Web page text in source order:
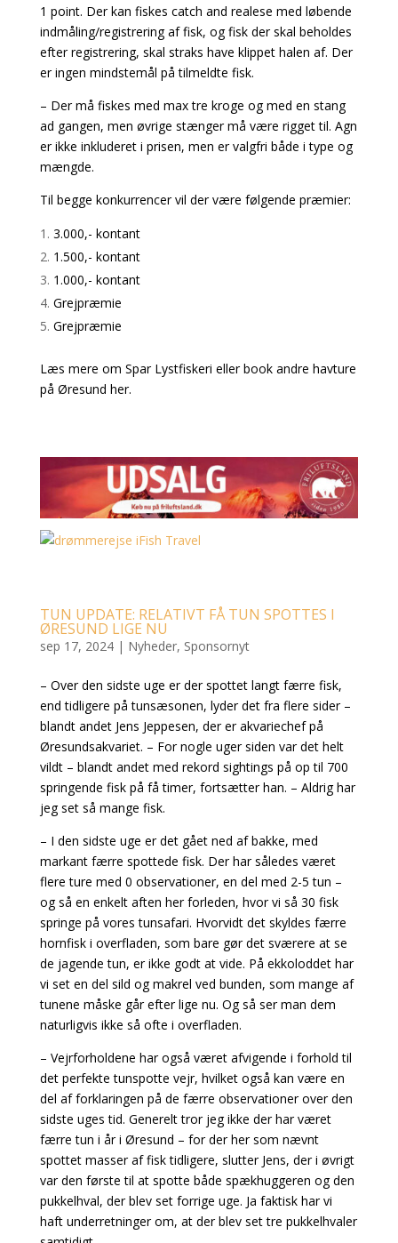
1 point. Der kan fiskes catch and realese med løbende
indmåling/registrering af fisk, og fisk der skal beholdes
efter registrering, skal straks have klippet halen af. Der
er ingen mindstemål på tilmeldte fisk.
– Der må fiskes med max tre kroge og med en stang
ad gangen, men øvrige stænger må være rigget til. Agn
er ikke inkluderet i prisen, men er valgfri både i type og
mængde.
Til begge konkurrencer vil der være følgende præmier:
3.000,- kontant
1.500,- kontant
1.000,- kontant
Grejpræmie
Grejpræmie
Læs mere om Spar Lystfiskeri eller book andre havture
på Øresund her.
TUN UPDATE: RELATIVT FÅ TUN SPOTTES I
ØRESUND LIGE NU
sep 17, 2024| Nyheder, Sponsornyt
– Over den sidste uge er der spottet langt færre fisk,
end tidligere på tunsæsonen, lyder det fra flere sider –
blandt andet Jens Jeppesen, der er akvariechef på
Øresundsakvariet. – For nogle uger siden var det helt
vildt – blandt andet med rekord sightings på op til 700
springende fisk på få timer, fortsætter han. – Aldrig har
jeg set så mange fisk.
– I den sidste uge er det gået ned af bakke, med
markant færre spottede fisk. Der har således været
flere ture med 0 observationer, en del med 2-5 tun –
og så en enkelt aften her forleden, hvor vi så 30 fisk
springe på vores tunsafari. Hvorvidt det skyldes færre
hornfisk i overfladen, som bare gør det sværere at se
de jagende tun, er ikke godt at vide. På ekkoloddet har
vi set en del sild og makrel ved bunden, som mange af
tunene måske går efter lige nu. Og så ser man dem
naturligvis ikke så ofte i overfladen.
– Vejrforholdene har også været afvigende i forhold til
det perfekte tunspotte vejr, hvilket også kan være en
del af forklaringen på de færre observationer over den
sidste uges tid. Generelt tror jeg ikke der har været
færre tun i år i Øresund – for der her som nævnt
spottet masser af fisk tidligere, slutter Jens, der i øvrigt
var den første til at spotte både spækhuggeren og den
pukkelhval, der blev set forrige uge. Ja faktisk har vi
haft underretninger om, at der blev set tre pukkelhvaler